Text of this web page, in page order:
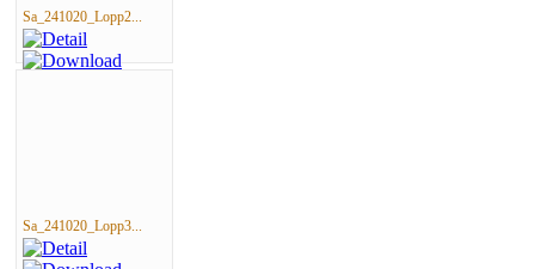
Sa_241020_Lopp2...
Sa_241020_Lopp3...